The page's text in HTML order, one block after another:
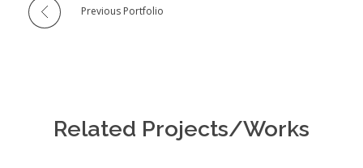
Previous Portfolio
Related Projects/Works